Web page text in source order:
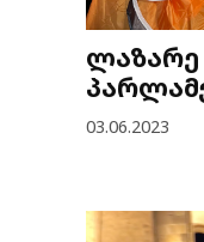
ლაზარე
03.06.2023